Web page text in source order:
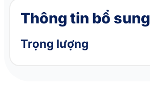
Thông tin bổ sung
Trọng lượng